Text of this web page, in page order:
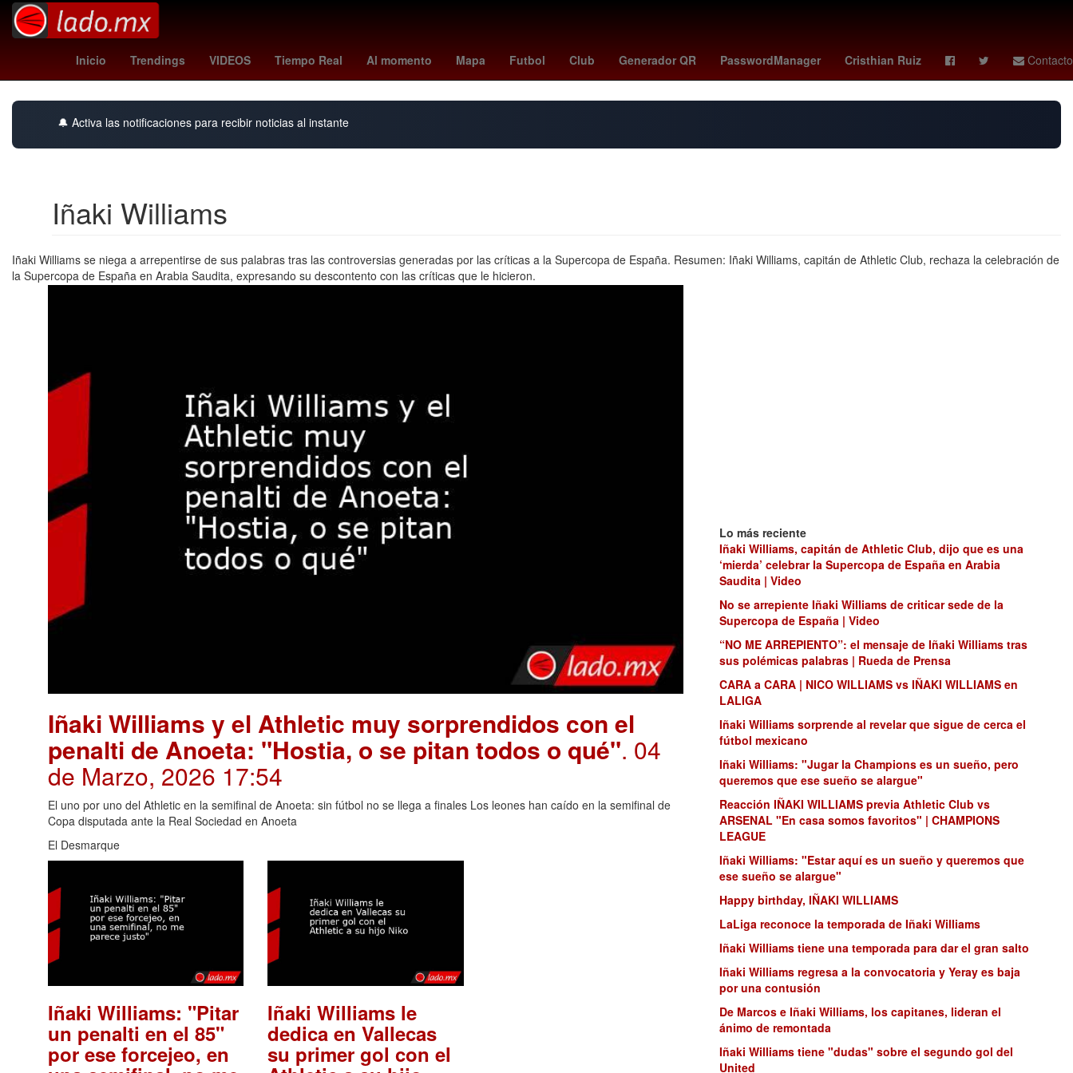
Inicio Trendings VIDEOS Tiempo Real Al momento Mapa Futbol Club Generador QR PasswordManager Cristhian Ruiz Contacto
nyc fc - santos Rogelio Funes Mori mexico vs red sox - white sox Rebsamen Antoine Griezmann Colombia Puebla de Zaragoza Rosario Pago
🔔 Activa las notificaciones para recibir noticias al instante
Iñaki Williams
Iñaki Williams se niega a arrepentirse de sus palabras tras las controversias generadas por las críticas a la Supercopa de España. Resumen: Iñaki Williams, capitán de Athletic Club, rechaza la celebración de
la Supercopa de España en Arabia Saudita, expresando su descontento con las críticas que le hicieron.
Iñaki Williams y el Athletic muy sorprendidos con el
penalti de Anoeta: "Hostia, o se pitan todos o qué". 04
de Marzo, 2026 17:54
El uno por uno del Athletic en la semifinal de Anoeta: sin fútbol no se llega a finales Los leones han caído en la semifinal de
Copa disputada ante la Real Sociedad en Anoeta
El Desmarque
Iñaki Williams: "Pitar
un penalti en el 85"
por ese forcejeo, en
Iñaki Williams le
dedica en Vallecas
su primer gol con el
Lo más reciente
Iñaki Williams, capitán de Athletic Club, dijo que es una
‘mierda’ celebrar la Supercopa de España en Arabia
Saudita | Video
No se arrepiente Iñaki Williams de criticar sede de la
Supercopa de España | Video
“NO ME ARREPIENTO”: el mensaje de Iñaki Williams tras
sus polémicas palabras | Rueda de Prensa
CARA a CARA | NICO WILLIAMS vs IÑAKI WILLIAMS en
LALIGA
Iñaki Williams sorprende al revelar que sigue de cerca el
fútbol mexicano
Iñaki Williams: "Jugar la Champions es un sueño, pero
queremos que ese sueño se alargue"
Reacción IÑAKI WILLIAMS previa Athletic Club vs
ARSENAL "En casa somos favoritos" | CHAMPIONS
LEAGUE
Iñaki Williams: "Estar aquí es un sueño y queremos que
ese sueño se alargue"
Happy birthday, IÑAKI WILLIAMS
LaLiga reconoce la temporada de Iñaki Williams
Iñaki Williams tiene una temporada para dar el gran salto
Iñaki Williams regresa a la convocatoria y Yeray es baja
por una contusión
De Marcos e Iñaki Williams, los capitanes, lideran el
ánimo de remontada
Iñaki Williams tiene "dudas" sobre el segundo gol del
United